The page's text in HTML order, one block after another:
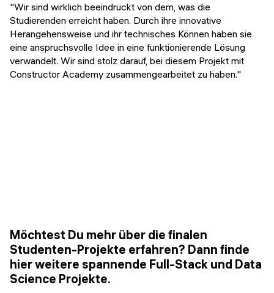
"Wir sind wirklich beeindruckt von dem, was die
Studierenden erreicht haben. Durch ihre innovative
Herangehensweise und ihr technisches Können haben sie
eine anspruchsvolle Idee in eine funktionierende Lösung
verwandelt. Wir sind stolz darauf, bei diesem Projekt mit
Constructor Academy zusammengearbeitet zu haben."
Möchtest Du mehr über die finalen
Studenten-Projekte erfahren? Dann finde
hier weitere spannende Full-Stack und Data
Science Projekte.